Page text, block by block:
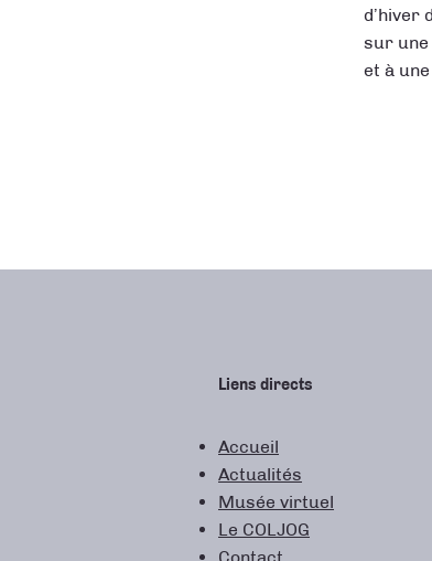
d’hiver
sur une
et à
Liens directs
Accueil
Actualités
Musée virtuel
Le COLJOG